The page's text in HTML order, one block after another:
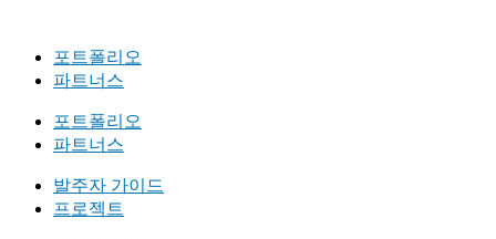
포트폴리오
파트너스
포트폴리오
파트너스
발주자 가이드
프로젝트